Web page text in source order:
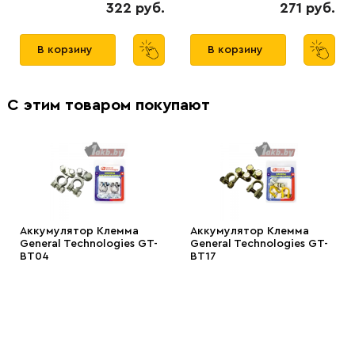
322 руб.
В корзину
271 руб.
В корзину
С этим товаром покупают
Аккумулятор Клемма
General Technologies GT-
BT04
Аккумулятор Клемма
General Technologies GT-
BT17